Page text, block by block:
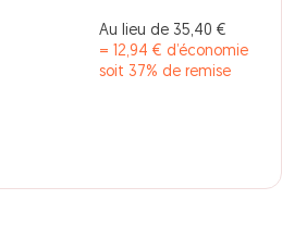
Au lieu de 35,40 €
= 12,94 € d’économie
soit 37% de remise